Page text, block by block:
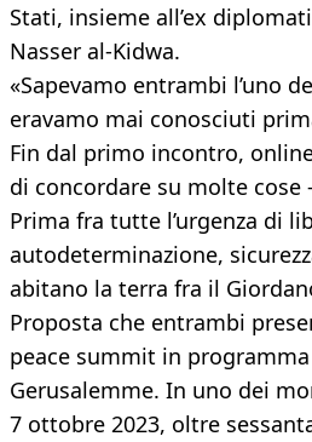
Stati, insieme all’ex
Nasser al-Kidwa.
«Sapevamo entrambi l’uno
eravamo mai conosciuti
Fin dal primo incontro,
di concordare su molte cose
Prima fra tutte l’urgenza di
autodeterminazione,
abitano la terra fra il
Proposta che entrambi
peace summit in
Gerusalemme. In uno dei
7 ottobre 2023, oltre